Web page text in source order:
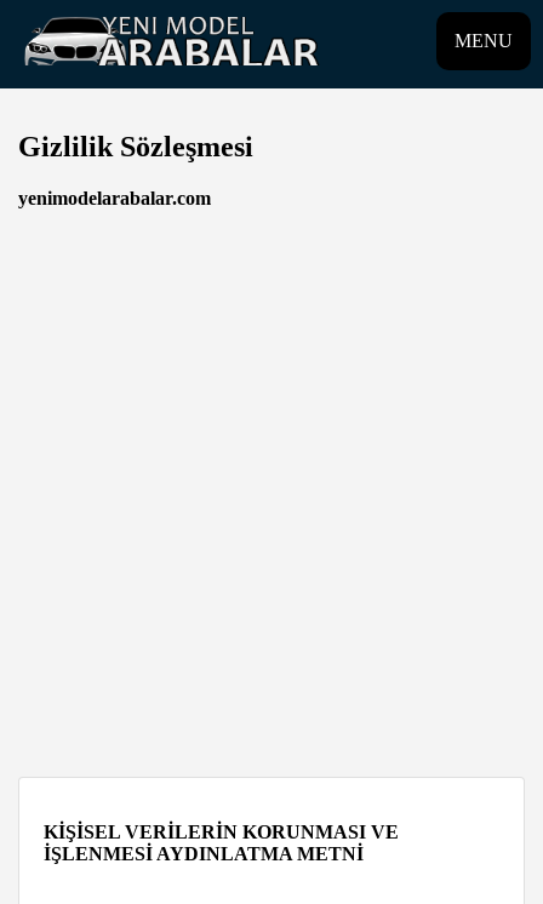
MENU
Gizlilik Sözleşmesi
yenimodelarabalar.com
KİŞİSEL VERİLERİN KORUNMASI VE
İŞLENMESİ AYDINLATMA METNİ